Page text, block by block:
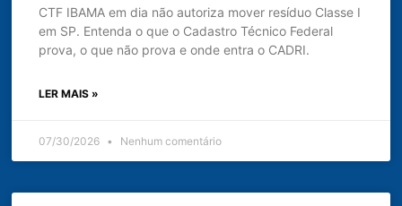
CTF IBAMA em dia não autoriza mover resíduo Classe I
em SP. Entenda o que o Cadastro Técnico Federal
prova, o que não prova e onde entra o CADRI.
LER MAIS »
07/30/2026 Nenhum comentário